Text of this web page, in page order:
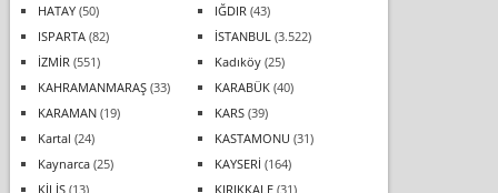
HATAY(50) IĞDIR (43)
ISPARTA(82) İSTANBUL (3.522)
İZMİR (551) Kadıköy(25)
KAHRAMANMARAŞ(33) KARABÜK(40)
KARAMAN(19) KARS(39)
Kartal (24) KASTAMONU (31)
Kaynarca(25) KAYSERİ (164)
KİLİS(13) KIRIKKALE(31)